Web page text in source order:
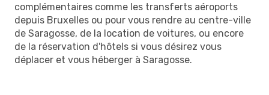
complémentaires comme les transferts aéroports
depuis Bruxelles ou pour vous rendre au centre-ville
de Saragosse, de la location de voitures, ou encore
de la réservation d'hôtels si vous désirez vous
déplacer et vous héberger à Saragosse.